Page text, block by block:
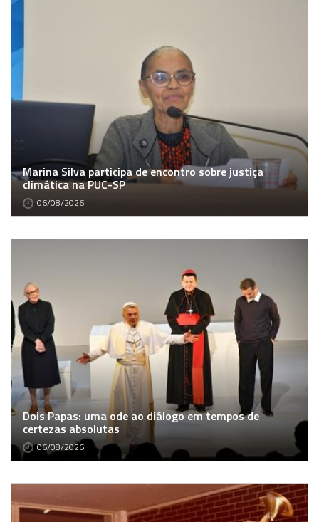
Marina Silva participa de encontro sobre justiça
climática na PUC-SP
06/08/2026
Dois Papas: uma ode ao diálogo em tempos de
certezas absolutas
06/08/2026